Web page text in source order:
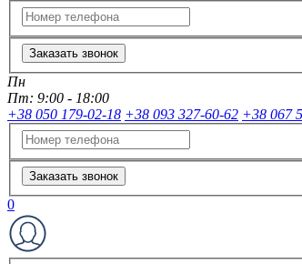
Заказать звонок
Пн
Пт: 9:00 - 18:00
+38 050 179-02-18 +38 093 327-60-62 +38 067
Заказать звонок
0